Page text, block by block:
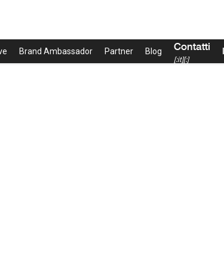
Brand Ambassador Partner Blog Contatti
[:it][:]